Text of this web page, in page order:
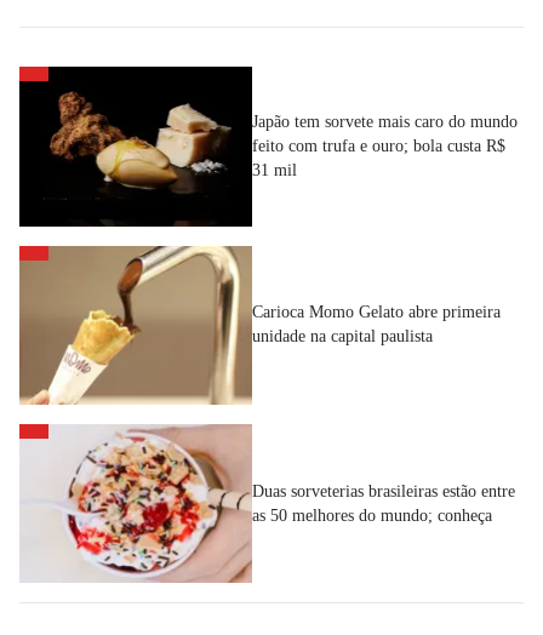
Japão tem sorvete mais caro do mundo
feito com trufa e ouro; bola custa R$
31 mil
Carioca Momo Gelato abre primeira
unidade na capital paulista
Duas sorveterias brasileiras estão entre
as 50 melhores do mundo; conheça